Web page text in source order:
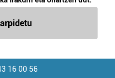
16 00 56